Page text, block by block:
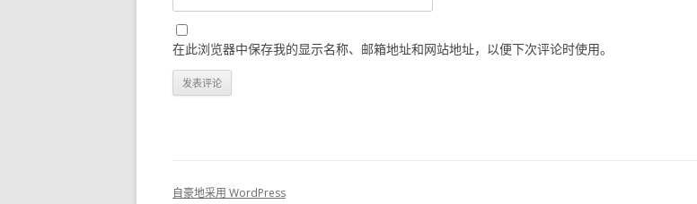
在此浏览器中保存我的显示名称、邮箱地址和网站地址，以便下次评论时使用。
自豪地采用 WordPress